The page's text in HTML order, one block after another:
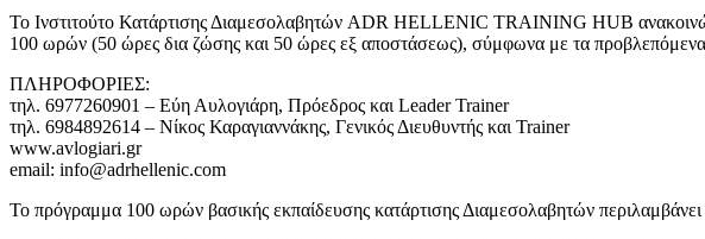
Το Ινστιτούτο Κατάρτισης Διαμεσολαβητών ADR HELLENIC TRAINING HUB
100 ωρών (50 ώρες δια ζώσης και 50 ώρες εξ αποστάσεως), σύμφωνα με τα
ΠΛΗΡΟΦΟΡΙΕΣ:
τηλ. 6977260901 – Εύη Αυλογιάρη, Πρόεδρος και Leader Trainer
τηλ. 6984892614 – Νίκος Καραγιαννάκης, Γενικός Διευθυντής και Trainer
www.avlogiari.gr
email: info@adrhellenic.com
Το πρόγραμμα 100 ωρών βασικής εκπαίδευσης κατάρτισης Διαμεσολαβητών περιλαμβάνει